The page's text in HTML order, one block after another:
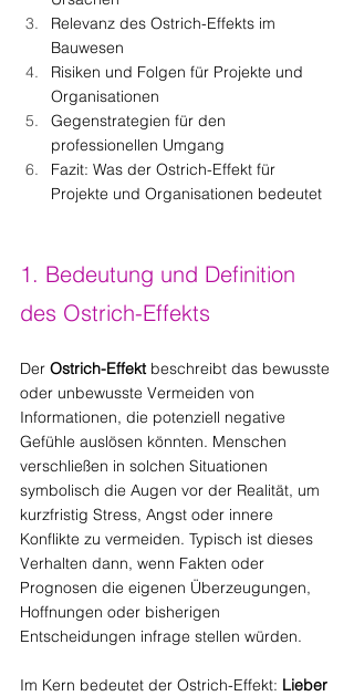
Relevanz des Ostrich-Effekts im
Bauwesen
Risiken und Folgen für Projekte und
Organisationen
Gegenstrategien für den
professionellen Umgang
Fazit: Was der Ostrich-Effekt für
Projekte und Organisationen bedeutet
1. Bedeutung und Definition
des Ostrich-Effekts
Der Ostrich-Effekt beschreibt das bewusste
oder unbewusste Vermeiden von
Informationen, die potenziell negative
Gefühle auslösen könnten. Menschen
verschließen in solchen Situationen
symbolisch die Augen vor der Realität, um
kurzfristig Stress, Angst oder innere
Konflikte zu vermeiden. Typisch ist dieses
Verhalten dann, wenn Fakten oder
Prognosen die eigenen Überzeugungen,
Hoffnungen oder bisherigen
Entscheidungen infrage stellen würden.
Im Kern bedeutet der Ostrich-Effekt: Lieber